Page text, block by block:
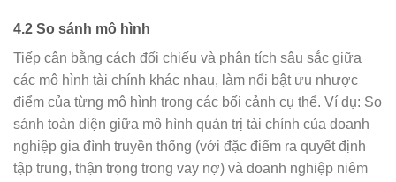
4.2 So sánh mô hình
Tiếp cận bằng cách đối chiếu và phân tích sâu sắc giữa
các mô hình tài chính khác nhau, làm nổi bật ưu nhược
điểm của từng mô hình trong các bối cảnh cụ thể. Ví dụ: So
sánh toàn diện giữa mô hình quản trị tài chính của doanh
nghiệp gia đình truyền thống (với đặc điểm ra quyết định
tập trung, thận trọng trong vay nợ) và doanh nghiệp niêm